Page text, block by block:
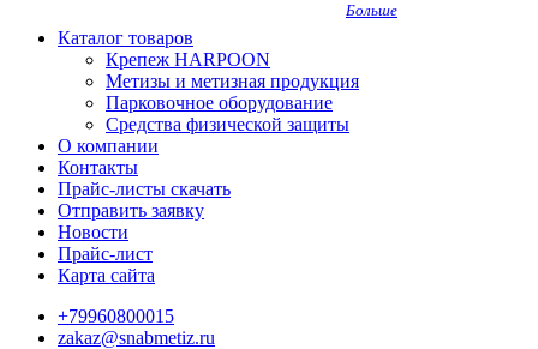
Больше
Каталог товаров
Крепеж HARPOON
Метизы и метизная продукция
Парковочное оборудование
Средства физической защиты
О компании
Контакты
Прайс-листы скачать
Отправить заявку
Новости
Прайс-лист
Карта сайта
+79960800015
zakaz@snabmetiz.ru